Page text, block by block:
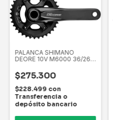
PALANCA SHIMANO
DEORE 10V M6000 36/26
$275.300
$228.499 con
Transferencia o
depósito bancario